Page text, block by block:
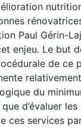
Paul Gérin-
enjeu. Le but
de ce
du
d’évaluer
ces services